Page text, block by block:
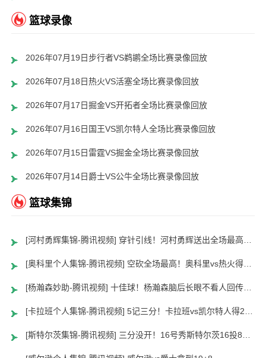
篮球录像
2026年07月19日步行者VS鹈鹕全场比赛录像回放
2026年07月18日热火VS活塞全场比赛录像回放
2026年07月17日掘金VS开拓者全场比赛录像回放
2026年07月16日国王VS凯尔特人全场比赛录像回放
2026年07月15日雷霆VS掘金全场比赛录像回放
2026年07月14日爵士VS公牛全场比赛录像回放
篮球集锦
[奥科里个人集锦-腾讯视频] 空砍全场最高！奥科里vs热火得27分4板
[杨瀚森妙助-腾讯视频] 十佳球！杨瀚森脑后长眼不看人回传助队友暴扣